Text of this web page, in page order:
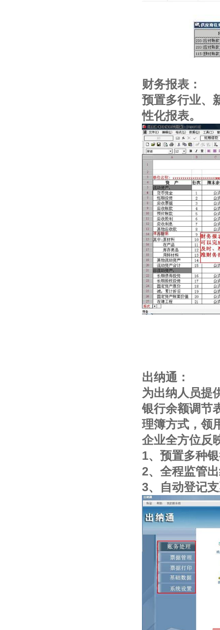
财务报表：
预置多行业、
性化报表。
出纳通：
为出纳人员提
银行余额调节
理簿方式，领
企业全方位反
1、预置多种
2、全程监管
3、自动登记